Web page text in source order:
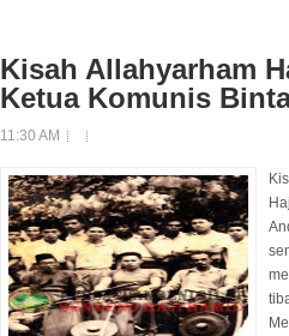
Kisah Allahyarham
Ketua Komunis
11:30 AM